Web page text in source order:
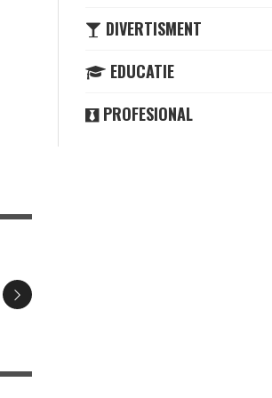
DIVERTISMENT
EDUCATIE
PROFESIONAL